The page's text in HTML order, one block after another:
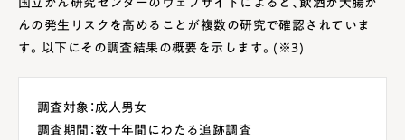
んの発生リスクを高めることが複数の研究で確認されていま
す。以下にその調査結果の概要を示します。(※3)
調査対象：成人男女
調査期間：数十年間にわたる追跡調査